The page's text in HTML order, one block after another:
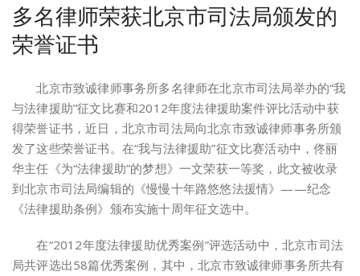
多名律师荣获北京市司法局颁发的
荣誉证书
北京市致诚律师事务所多名律师在北京市司法局举办的“我
与法律援助”征文比赛和2012年度法律援助案件评比活动中获
得荣誉证书，近日，北京市司法局向北京市致诚律师事务所颁
发了这些荣誉证书。在“我与法律援助”征文比赛活动中，佟丽
华主任《为“法律援助”的梦想》一文荣获一等奖，此文被收录
到北京市司法局编辑的《慢慢十年路悠悠法援情》——纪念
《法律援助条例》颁布实施十周年征文选中。
在“2012年度法律援助优秀案例”评选活动中，北京市司法
局共评选出58篇优秀案例，其中，北京市致诚律师事务所共有